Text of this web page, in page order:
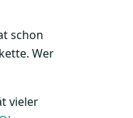
schon
Wer
vieler